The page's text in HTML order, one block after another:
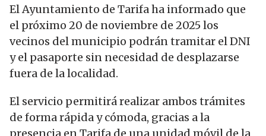
El Ayuntamiento de Tarifa ha informado que
el próximo 20 de noviembre de 2025 los
vecinos del municipio podrán tramitar el DNI
y el pasaporte sin necesidad de desplazarse
fuera de la localidad.
El servicio permitirá realizar ambos trámites
de forma rápida y cómoda, gracias a la
presencia en Tarifa de una unidad móvil de la